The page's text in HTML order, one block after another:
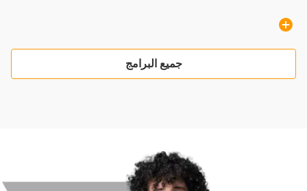
جميع البرامج